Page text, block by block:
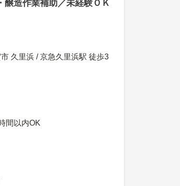
醸造作業補助／未経験ＯＫ
久里浜 / 京急久里浜駅 徒歩3
間以内OK